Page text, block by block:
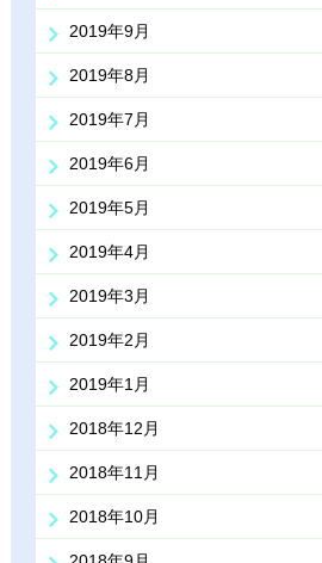
2019年9月
2019年8月
2019年7月
2019年6月
2019年5月
2019年4月
2019年3月
2019年2月
2019年1月
2018年12月
2018年11月
2018年10月